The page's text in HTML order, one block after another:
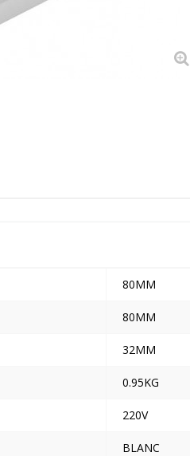
80MM
80MM
32MM
0.95KG
220V
BLANC